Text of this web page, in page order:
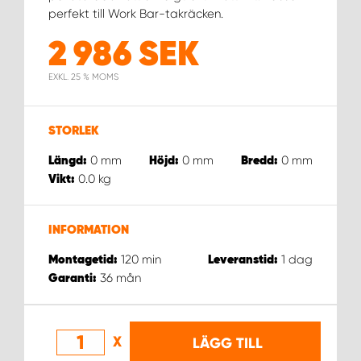
perfekt till Work Bar-takräcken.
2 986 SEK
EXKL. 25 % MOMS
STORLEK
Längd: 0 mm Höjd: 0 mm Bredd: 0 mm
Vikt: 0.0 kg
INFORMATION
Montagetid: 120 min Leveranstid: 1 dag
Garanti: 36 mån
X LÄGG TILL
WORK SYSTEM UPPSALA
WORK SYSTEM VARBERG
WORK SYSTEM VÄRNAMO
WORK SYSTEM VÄSTERÅS
WORK SYSTEM ÖREBRO
WORK SYSTEM ÖSTERSUND